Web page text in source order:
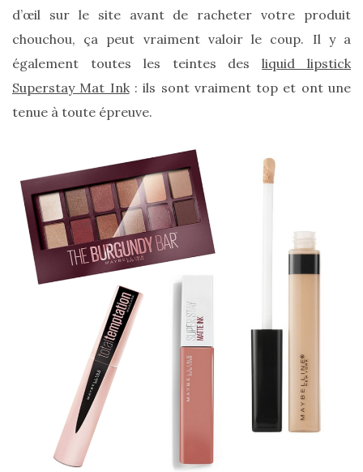
02/05/2026
CATÉGORIES
DU BLOG
(640)
Actualités
beauté
(10)
Conseils
Favoris
déceptions
(27)
Revues
d’œil sur le site avant de racheter votre produit
chouchou, ça peut vraiment valoir le coup. Il y a
également toutes les teintes desliquid lipstick
Superstay Mat Ink: ils sont vraiment top et ont une
tenue à toute épreuve.